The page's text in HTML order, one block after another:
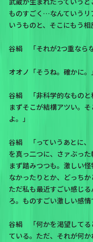
ものすごく…なんていうリ
いうものと、そこにもう相
谷絹 「それが2つ重なら
オオノ「そうね。確かに。」
谷絹 「非科学的なものと
まずそこが結構アツい。
よ。」
谷絹 「っていうあとに、
を真っ二つに、さァぶった
まず踏みつつも。激しい
なかったりとか、どっちか
ただ私も最近すごい感じ
ろ。ものすごい激しい感情
谷絹 「何かを渇望してる
ている。ただ、それが何